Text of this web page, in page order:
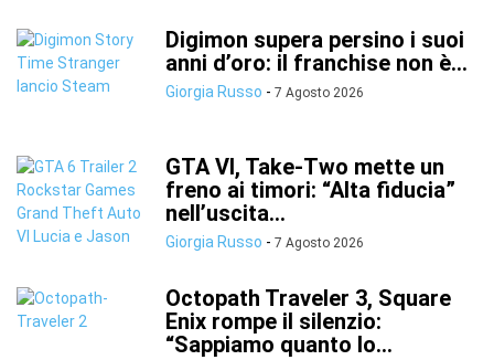
Digimon supera persino i suoi
anni d’oro: il franchise non è...
Giorgia Russo - 7 Agosto 2026
GTA VI, Take-Two mette un
freno ai timori: “Alta fiducia”
nell’uscita...
Giorgia Russo - 7 Agosto 2026
Octopath Traveler 3, Square
Enix rompe il silenzio:
“Sappiamo quanto lo...